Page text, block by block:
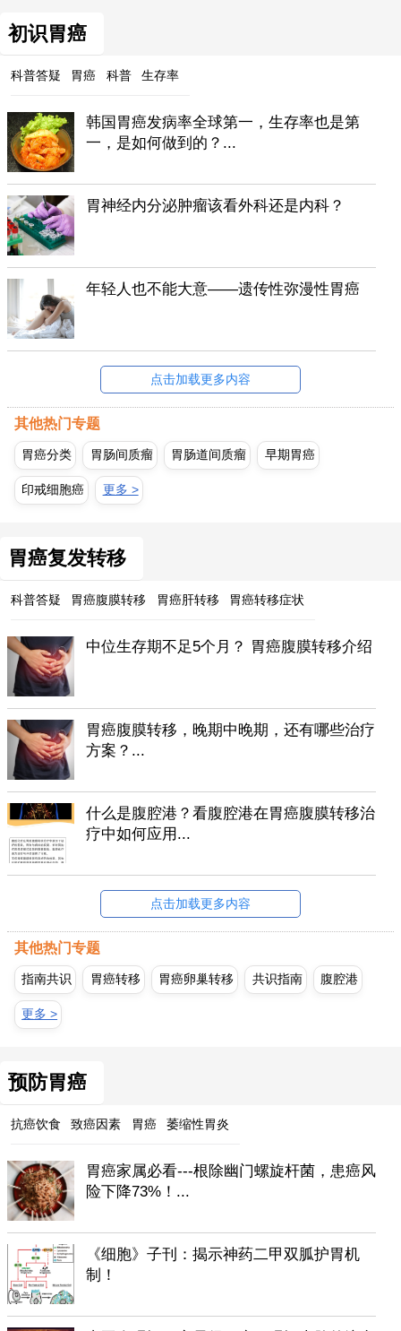
初识胃癌
科普答疑 胃癌 科普 生存率
韩国胃癌发病率全球第一，生存率也是第
一，是如何做到的？...
胃神经内分泌肿瘤该看外科还是内科？
年轻人也不能大意——遗传性弥漫性胃癌
点击加载更多内容
其他热门专题
胃癌分类 胃肠间质瘤 胃肠道间质瘤 早期胃癌
印戒细胞癌 更多 >
胃癌复发转移
科普答疑 胃癌腹膜转移 胃癌肝转移 胃癌转移症状
中位生存期不足5个月？ 胃癌腹膜转移介绍
胃癌腹膜转移，晚期中晚期，还有哪些治疗
方案？...
什么是腹腔港？看腹腔港在胃癌腹膜转移治
疗中如何应用...
点击加载更多内容
其他热门专题
指南共识 胃癌转移 胃癌卵巢转移 共识指南 腹腔港
更多 >
预防胃癌
抗癌饮食 致癌因素 胃癌 萎缩性胃炎
胃癌家属必看---根除幽门螺旋杆菌，患癌风
险下降73%！...
《细胞》子刊：揭示神药二甲双胍护胃机
制！